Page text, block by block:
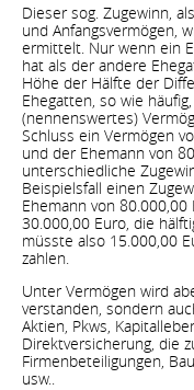
Dieser sog. Zugewinn,
und Anfangsvermögen,
ermittelt. Nur wenn ein
hat als der andere
Höhe der Hälfte der
Ehegatten, so wie
(nennenswertes)
Schluss ein Vermögen
und der Ehemann von
unterschiedliche
Beispielsfall einen
Ehemann von
30.000,00 Euro, die
müsste also 15.000,00
zahlen.
Unter Vermögen wird
verstanden, sondern
Aktien, Pkws,
Direktversicherung, die
Firmenbeteiligungen,
usw..